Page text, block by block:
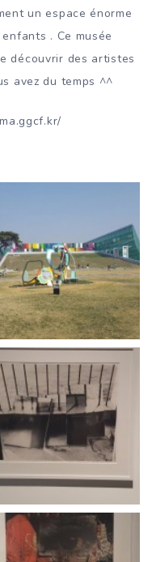
un espace énorme
. Ce musée
découvrir des artistes
avez du temps ^^